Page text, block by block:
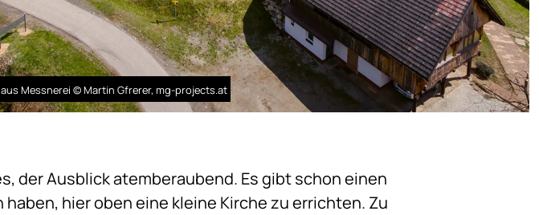
Messnerei © Martin Gfrerer, mg-projects.at
der Ausblick atemberaubend. Es gibt schon einen
hier oben eine kleine Kirche zu errichten. Zu